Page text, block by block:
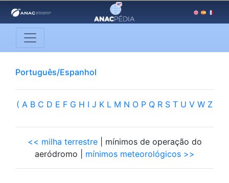
Português/Espanhol
( A B C D E F G H I J K L M N O P Q R S T U V W Z
<< milha terrestre| mínimos de operação do
aeródromo | mínimos meteorológicos >>